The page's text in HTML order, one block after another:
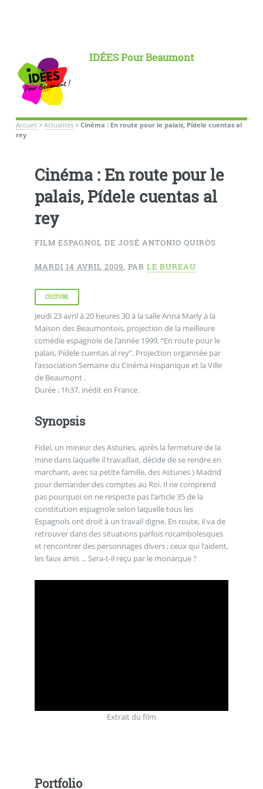
IDÉES Pour Beaumont
Accueil > Actualités> Cinéma : En route pour le palais, Pídele cuentas al
rey
Cinéma : En route pour le
palais, Pídele cuentas al
rey
FILM ESPAGNOL DE JOSÉ ANTONIO QUIRÓS
MARDI 14 AVRIL 2009, PAR LE BUREAU
CULTURE
Jeudi 23 avril à 20 heures 30 à la salle Anna Marly à la
Maison des Beaumontois, projection de la meilleure
comédie espagnole de l’année 1999, “En route pour le
palais, Pídele cuentas al rey”. Projection organisée par
l’association Semaine du Cinéma Hispanique et la Ville
de Beaumont .
Durée : 1h37, inédit en France.
Synopsis
Fidel, un mineur des Asturies, après la fermeture de la
mine dans laquelle il travaillait, décide de se rendre en
marchant, avec sa petite famille, des Asturies ) Madrid
pour demander des comptes au Roi. Il ne comprend
pas pourquoi on ne respecte pas l’article 35 de la
constitution espagnole selon laquelle tous les
Espagnols ont droit à un travail digne. En route, il va de
retrouver dans des situations parfois rocambolesques
et rencontrer des personnages divers ; ceux qui l’aident,
les faux amis ... Sera-t-il reçu par le monarque ?
Extrait du film
Portfolio